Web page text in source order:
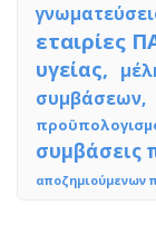
εταιρίες
υγείας
συμβάσεων
συμβάσεις
αποζημιούμενων